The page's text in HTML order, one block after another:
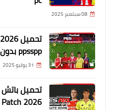
08 سبتمبر 2025
ppsspp بدون نت من ميديا فاير
31 يوليو 2025
Patch 2026 من ميديا فاير